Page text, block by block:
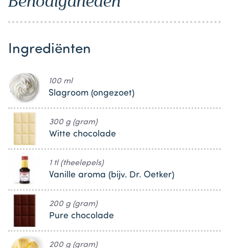
Ingrediënten
100 ml
Slagroom (ongezoet)
300 g (gram)
Witte chocolade
1 tl (theelepels)
Vanille aroma (bijv. Dr. Oetker)
200 g (gram)
Pure chocolade
200 g (gram)